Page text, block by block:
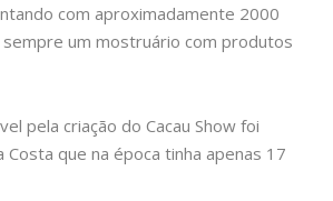
com aproximadamente 2000
um mostruário com produtos
pela criação do Cacau Show foi
Costa que na época tinha apenas 17